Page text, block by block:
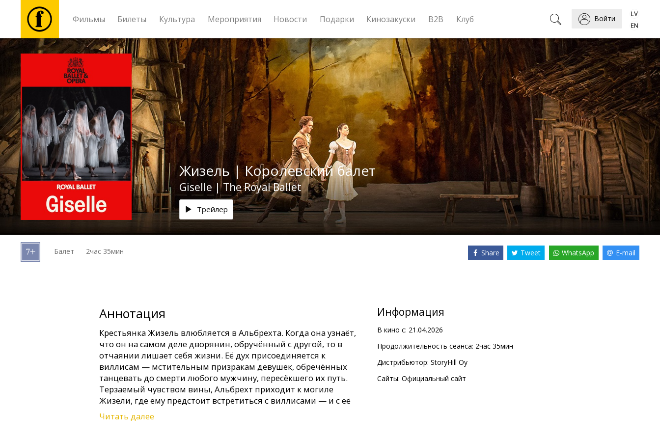
Фильмы Билеты Культура Мероприятия Новости Подарки Кинозакуски B2B Клуб Войти
Фильмы
Билеты
Культура
Мероприятия
Новости
Подарки
B2B
Жизель | Королевский балет
Giselle | The Royal Ballet
Трейлер
Балет 2час 35мин Share Tweet WhatsApp E-mail
Аннотация
Крестьянка Жизель влюбляется в Альбрехта. Когда она узнаёт,
что он на самом деле дворянин, обручённый с другой, то в
отчаянии лишает себя жизни. Её дух присоединяется к
виллисам — мстительным призракам девушек, обречённых
танцевать до смерти любого мужчину, пересёкшего их путь.
Терзаемый чувством вины, Альбрехт приходит к могиле
Жизели, где ему предстоит встретиться с виллисами — и с её
призраком.
Читать далее
Информация
В кино с: 21.04.2026
Продолжительность сеанса: 2час 35мин
Дистрибьютор: StoryHill Oy
Сайты: Официальный сайт